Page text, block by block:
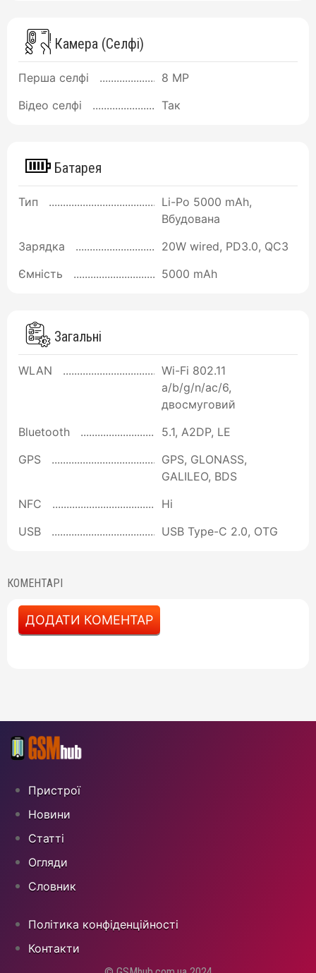
Камера (Селфі)
Перша селфі
8 MP
Відео селфі
Так
Батарея
Тип
Li-Po 5000 mAh,
Вбудована
Зарядка
20W wired, PD3.0, QC3
Ємність
5000 mAh
Загальні
WLAN
Wi-Fi 802.11
a/b/g/n/ac/6,
двосмуговий
Bluetooth
5.1, A2DP, LE
GPS
GPS, GLONASS,
GALILEO, BDS
NFC
Ні
USB
USB Type-C 2.0, OTG
КОМЕНТАРІ
ДОДАТИ КОМЕНТАР
Пристрої
Новини
Статті
Огляди
Cловник
Політика конфіденційності
Контакти